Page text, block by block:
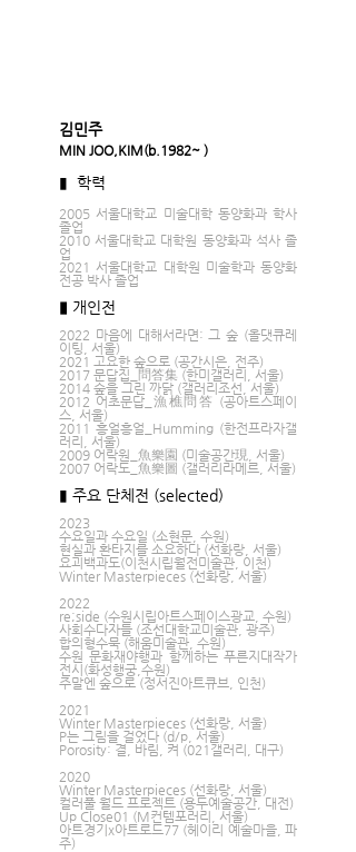
김민주
MIN JOO,KIM(b.1982~ )
▮  학력
2005 서울대학교 미술대학 동양화과 학사
졸업
2010 서울대학교 대학원 동양화과 석사 졸
업
2021 서울대학교 대학원 미술학과 동양화
전공 박사 졸업
▮ 개인전
2022 마음에 대해서라면: 그 숲 (올댓큐레
이팅, 서울)
2021 고요한 숲으로 (공간시은, 전주)
2017 문답집_問答集 (한미갤러리, 서울)
2014 숲을 그린 까닭 (갤러리조선, 서울)
2012 어초문답_漁樵問答 (공아트스페이
스, 서울)
2011 흥얼흥얼_Humming (한전프라자갤
러리, 서울)
2009 어락원_魚樂園 (미술공간現, 서울)
2007 어락도_魚樂圖 (갤러리라메르, 서울)
▮ 주요 단체전 (selected)
2023
수요일과 수요일 (소현문, 수원)
현실과 환타지를 소요하다 (선화랑, 서울)
요괴백과도(이천시립월전미술관, 이천)
Winter Masterpieces (선화랑, 서울)
2022
re;side (수원시립아트스페이스광교, 수원)
사회수다자들 (조선대학교미술관, 광주)
합의형수묵 (해움미술관, 수원)
수원 문화재야행과 함께하는 푸른지대작가
전시(화성행궁,수원)
주말엔 숲으로 (정서진아트큐브, 인천)
2021
Winter Masterpieces (선화랑, 서울)
P는 그림을 걸었다 (d/p, 서울)
Porosity: 결, 바림, 켜 (021갤러리, 대구)
2020
Winter Masterpieces (선화랑, 서울)
컬러풀 월드 프로젝트 (용두예술공간, 대전)
Up Close01 (M컨템포러리, 서울)
아트경기x아트로드77 (헤이리 예술마을, 파
주)